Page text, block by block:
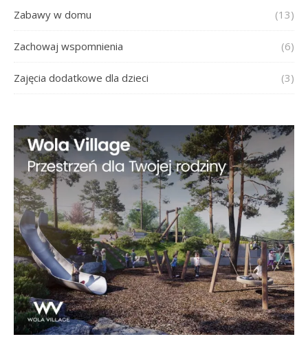
Zabawy w domu (13)
Zachowaj wspomnienia (6)
Zajęcia dodatkowe dla dzieci (3)